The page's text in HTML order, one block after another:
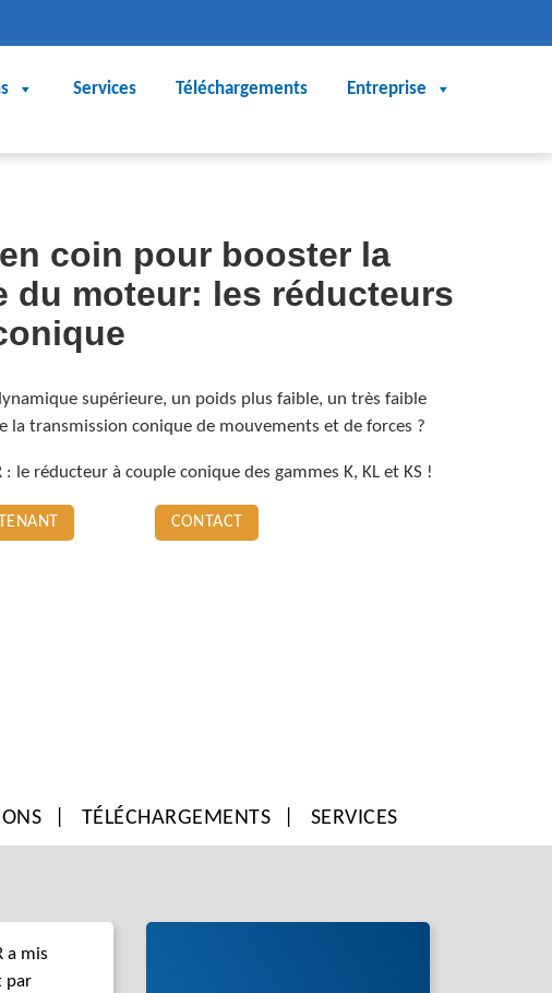
Services Téléchargements Entreprise
coin pour booster la
du moteur: les réducteurs
supérieure, un poids plus faible, un très faible
la transmission conique de mouvements et de forces ?
: le réducteur à couple conique des gammes K, KL et KS !
CONTACT
TÉLÉCHARGEMENTS SERVICES
a mis
par